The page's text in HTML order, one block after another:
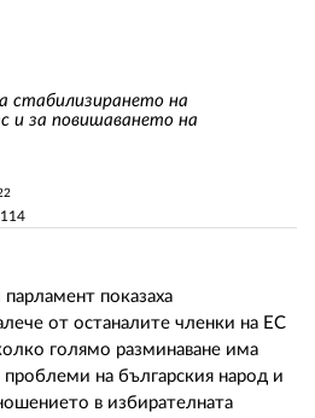
стабилизирането на
и за повишаването на
показаха
от останалите членки на ЕС
голямо разминаване има
на българския народ и
в избирателната
АВТОРИ
РЕКЛАМА
АБОНАМЕНТ